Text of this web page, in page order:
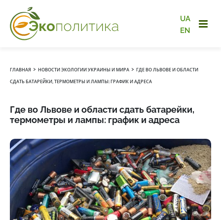
UA
EN
ГЛАВНАЯ › НОВОСТИ ЭКОЛОГИИ УКРАИНЫ И МИРА › ГДЕ ВО ЛЬВОВЕ И ОБЛАСТИ
СДАТЬ БАТАРЕЙКИ, ТЕРМОМЕТРЫ И ЛАМПЫ: ГРАФИК И АДРЕСА
Где во Львове и области сдать батарейки,
термометры и лампы: график и адреса